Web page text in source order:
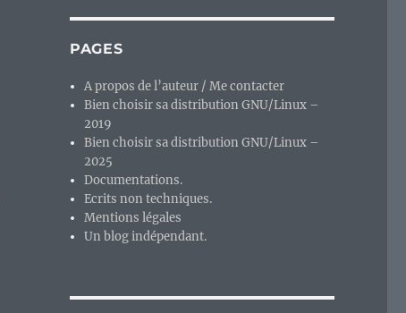
PAGES
A propos de l’auteur / Me contacter
Bien choisir sa distribution GNU/Linux –
2019
Bien choisir sa distribution GNU/Linux –
2025
Documentations.
Ecrits non techniques.
Mentions légales
Un blog indépendant.